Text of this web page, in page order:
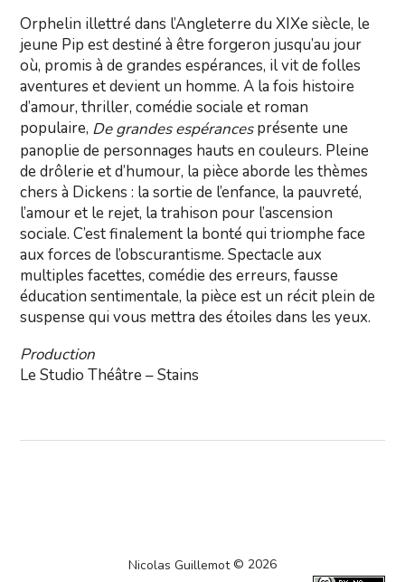
Orphelin illettré dans l’Angleterre du XIXe siècle, le
jeune Pip est destiné à être forgeron jusqu’au jour
où, promis à de grandes espérances, il vit de folles
aventures et devient un homme. A la fois histoire
d’amour, thriller, comédie sociale et roman
populaire, De grandes espérancesprésente une
panoplie de personnages hauts en couleurs. Pleine
de drôlerie et d’humour, la pièce aborde les thèmes
chers à Dickens : la sortie de l’enfance, la pauvreté,
l’amour et le rejet, la trahison pour l’ascension
sociale. C’est finalement la bonté qui triomphe face
aux forces de l’obscurantisme. Spectacle aux
multiples facettes, comédie des erreurs, fausse
éducation sentimentale, la pièce est un récit plein de
suspense qui vous mettra des étoiles dans les yeux.
Production
Le Studio Théâtre – Stains
Nicolas Guillemot© 2026